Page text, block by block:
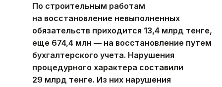
По строительным работам
на восстановление невыполненных
обязательств приходится 13,4 млрд тенге,
еще 674,4 млн — на восстановление путем
бухгалтерского учета. Нарушения
процедурного характера составили
29 млрд тенге. Из них нарушения